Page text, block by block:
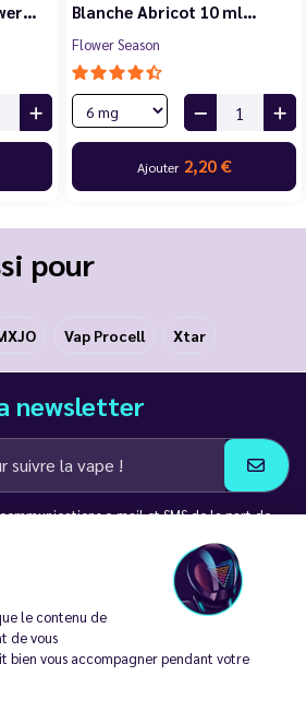
le contenu de
de vous
bien vous accompagner pendant votre
Blanche Abricot 10 ml…
Flower Season
Ajouter 2,20 €
pour
Vap Procell Xtar
newsletter
e-mail et SMS de la part de
est interdite chez les moins de